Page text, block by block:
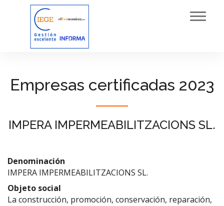
Empresas certificadas 2023
IMPERA IMPERMEABILITZACIONS SL.
Denominación
IMPERA IMPERMEABILITZACIONS SL.
Objeto social
La construcción, promoción, conservación, reparación,